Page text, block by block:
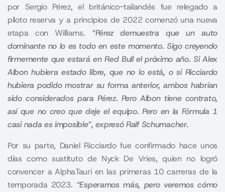
por Sergio Pérez, el británico-tailandés fue relegado a
piloto reserva y a principios de 2022 comenzó una nueva
etapa con Williams. “Pérez demuestra que un auto
dominante no lo es todo en este momento. Sigo creyendo
firmemente que estará en Red Bull el próximo año. Si Alex
Albon hubiera estado libre, que no lo está, o si Ricciardo
hubiera podido mostrar su forma anterior, ambos habrían
sido considerados para Pérez. Pero Albon tiene contrato,
así que no creo que deje el equipo. Pero en la Fórmula 1
casi nada es imposible”, expresó Ralf Schumacher.
Por su parte, Daniel Ricciardo fue confirmado hace unos
días como sustituto de Nyck De Vries, quien no logró
convencer a AlphaTauri en las primeras 10 carreras de la
temporada 2023. “Esperamos más, pero veremos cómo